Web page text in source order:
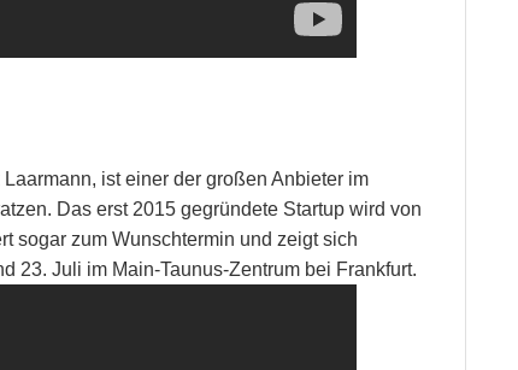
ist einer der großen Anbieter im
Das erst 2015 gegründete Startup wird von
sogar zum Wunschtermin und zeigt sich
23. Juli im Main-Taunus-Zentrum bei Frankfurt.